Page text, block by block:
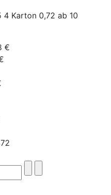
4 Karton 0,72 ab 10
€